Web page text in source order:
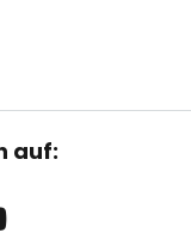
auf: